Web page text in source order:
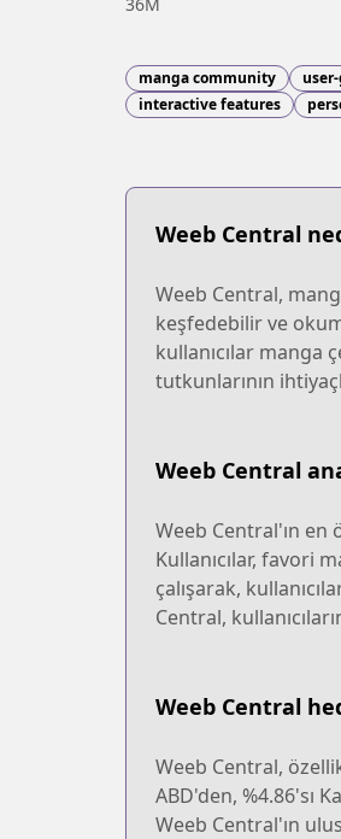
manga community
interactive features
Weeb Central
Weeb Central,
keşfedebilir ve
kullanıcılar
tutkunlarının
Weeb Central
Weeb Central'ın
Kullanıcılar, favori
çalışarak,
Central,
Weeb Central
Weeb Central,
ABD'den, %4.86'sı
Weeb Central'ın